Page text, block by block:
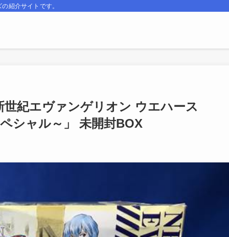
紹介サイトです。
紀エヴァンゲリオン ウエハース
シャル～」 未開封BOX